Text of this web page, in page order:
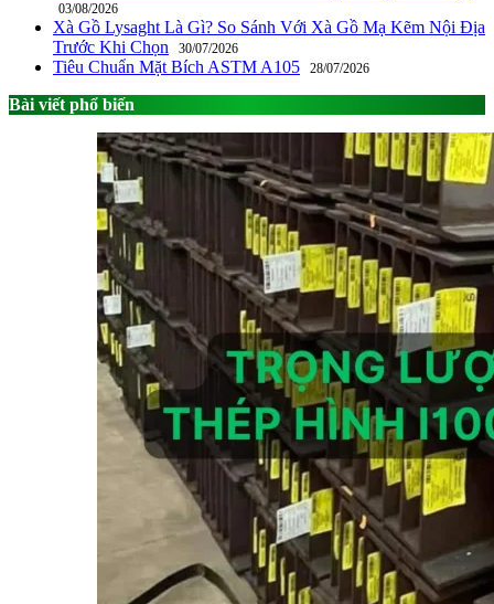
03/08/2026
Xà Gồ Lysaght Là Gì? So Sánh Với Xà Gồ Mạ Kẽm Nội Địa
Trước Khi Chọn
30/07/2026
Tiêu Chuẩn Mặt Bích ASTM A105 28/07/2026
Bài viết phổ biến